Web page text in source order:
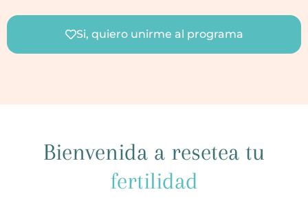
Si, quiero unirme al programa
Bienvenida a resetea tu
fertilidad